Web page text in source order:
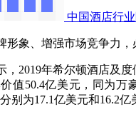
中国酒店行
、增强市场竞争力，
年希尔顿酒店及度假
值50.4亿美元，同为万
别为17.1亿美元和16.2